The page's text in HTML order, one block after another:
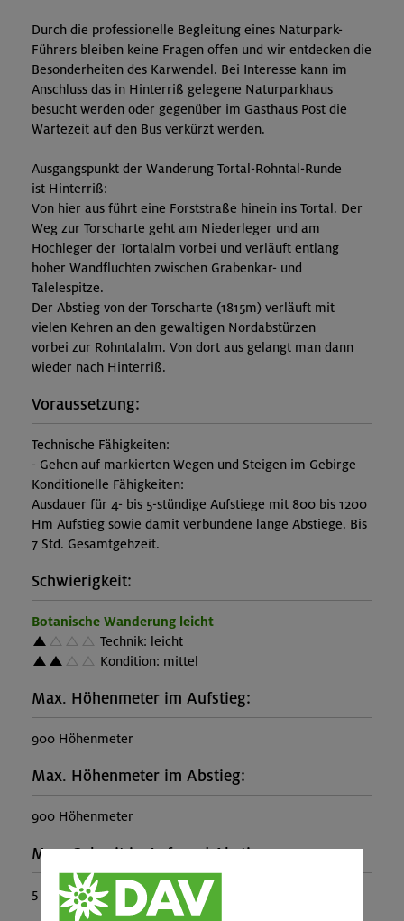
Durch die professionelle Begleitung eines Naturpark-
Führers bleiben keine Fragen offen und wir entdecken die
Besonderheiten des Karwendel. Bei Interesse kann im
Anschluss das in Hinterriß gelegene Naturparkhaus
besucht werden oder gegenüber im Gasthaus Post die
Wartezeit auf den Bus verkürzt werden.
Ausgangspunkt der Wanderung Tortal-Rohntal-Runde
ist Hinterriß:
Von hier aus führt eine Forststraße hinein ins Tortal. Der
Weg zur Torscharte geht am Niederleger und am
Hochleger der Tortalalm vorbei und verläuft entlang
hoher Wandfluchten zwischen Grabenkar- und
Talelespitze.
Der Abstieg von der Torscharte (1815m) verläuft mit
vielen Kehren an den gewaltigen Nordabstürzen
vorbei zur Rohntalalm. Von dort aus gelangt man dann
wieder nach Hinterriß.
Voraussetzung:
Technische Fähigkeiten:
- Gehen auf markierten Wegen und Steigen im Gebirge
Konditionelle Fähigkeiten:
Ausdauer für 4- bis 5-stündige Aufstiege mit 800 bis 1200
Hm Aufstieg sowie damit verbundene lange Abstiege. Bis
7 Std. Gesamtgehzeit.
Schwierigkeit:
Botanische Wanderung leicht
Technik: leicht
Kondition: mittel
Max. Höhenmeter im Aufstieg:
900 Höhenmeter
Max. Höhenmeter im Abstieg:
900 Höhenmeter
Max. Gehzeit in Auf- und Abstieg:
5 Stunden